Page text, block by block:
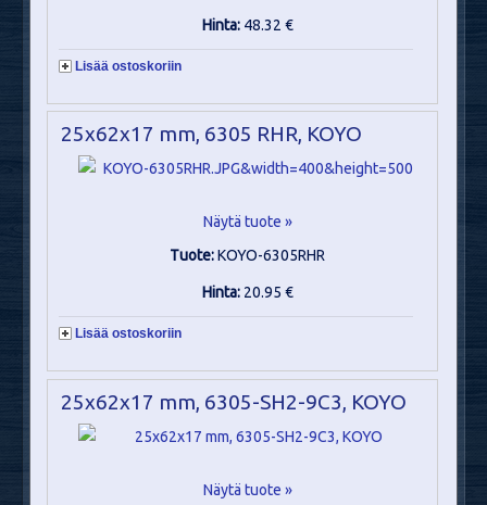
Hinta: 48.32 €
Lisää ostoskoriin
25x62x17 mm, 6305 RHR, KOYO
Näytä tuote »
Tuote:KOYO-6305RHR
Hinta: 20.95 €
Lisää ostoskoriin
25x62x17 mm, 6305-SH2-9C3, KOYO
Näytä tuote »